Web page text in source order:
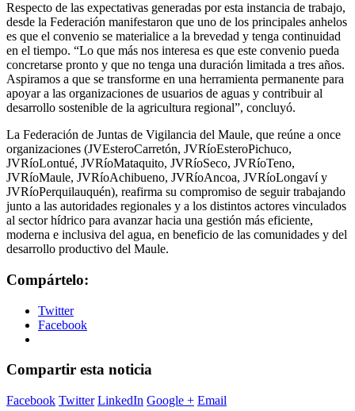
Respecto de las expectativas generadas por esta instancia de trabajo,
desde la Federación manifestaron que uno de los principales anhelos
es que el convenio se materialice a la brevedad y tenga continuidad
en el tiempo. “Lo que más nos interesa es que este convenio pueda
concretarse pronto y que no tenga una duración limitada a tres años.
Aspiramos a que se transforme en una herramienta permanente para
apoyar a las organizaciones de usuarios de aguas y contribuir al
desarrollo sostenible de la agricultura regional”, concluyó.
La Federación de Juntas de Vigilancia del Maule, que reúne a once
organizaciones (JVEsteroCarretón, JVRíoEsteroPichuco,
JVRíoLontué, JVRíoMataquito, JVRíoSeco, JVRíoTeno,
JVRíoMaule, JVRíoAchibueno, JVRíoAncoa, JVRíoLongaví y
JVRíoPerquilauquén), reafirma su compromiso de seguir trabajando
junto a las autoridades regionales y a los distintos actores vinculados
al sector hídrico para avanzar hacia una gestión más eficiente,
moderna e inclusiva del agua, en beneficio de las comunidades y del
desarrollo productivo del Maule.
Compártelo:
Twitter
Facebook
Compartir esta noticia
Facebook Twitter LinkedIn Google + Email